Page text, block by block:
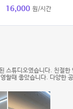
16,000 원/시간
스튜디오였습니다. 친절한
할때 좋았습니다. 다양한